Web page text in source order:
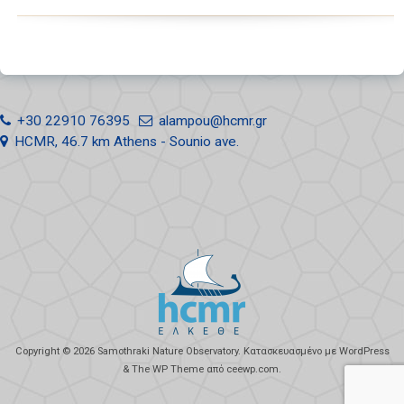
+30 22910 76395
alampou@hcmr.gr
HCMR, 46.7 km Athens - Sounio ave.
Copyright © 2026 Samothraki Nature Observatory. Κατασκευασμένο με WordPress
& The WP Theme από ceewp.com.